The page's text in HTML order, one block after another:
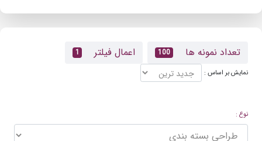
تعداد نمونه ها 100 اعمال فیلتر 1
نمایش بر اساس :
نوع :